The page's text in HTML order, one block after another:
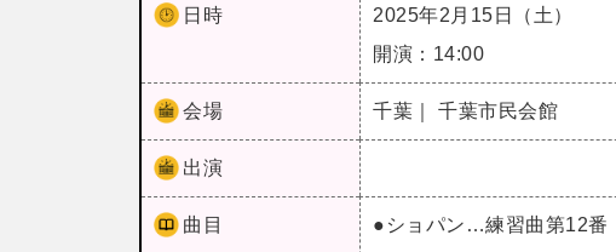
日時
2025年2月15日（土）
開演：14:00
会場 千葉｜ 千葉市民会館
出演
曲目
●ショパン…練習曲第12番